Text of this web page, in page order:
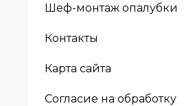
Шеф-монтаж опалубки
Контакты
Карта сайта
Согласие на обработку